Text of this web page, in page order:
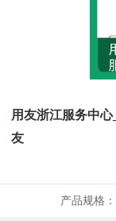
用友浙江服务中
友
产品规格：